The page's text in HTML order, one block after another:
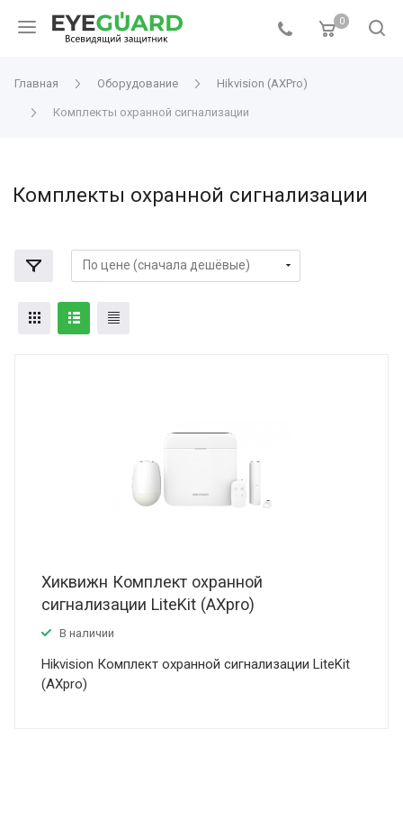
0
Главная Оборудование Hikvision (AXPro)
Комплекты охранной сигнализации
Комплекты охранной сигнализации
Хиквижн Комплект охранной
сигнализации LiteKit (AXpro)
В наличии
Hikvision Комплект охранной сигнализации LiteKit
(AXpro)